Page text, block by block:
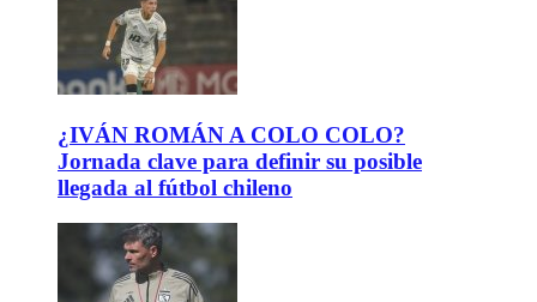
¿IVÁN ROMÁN A COLO COLO?
Jornada clave para definir su posible
llegada al fútbol chileno